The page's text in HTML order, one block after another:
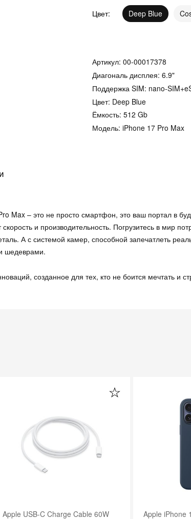
Цвет: Deep Blue
Артикул: 00-00017378
Диагональ дисплея: 6.9"
Поддержка SIM: nano-
Цвет: Deep Blue
Ёмкость: 512 Gb
Модель: iPhone 17 Pro Max
Max – это не просто смартфон, это ваш портал в
и производительность. Погрузитесь в мир
А с системой камер, способной запечатлеть
шедеврами.
созданное для тех, кто не боится мечтать и
Apple iPhone 17 Pro Max Silicone
Apple iPhone